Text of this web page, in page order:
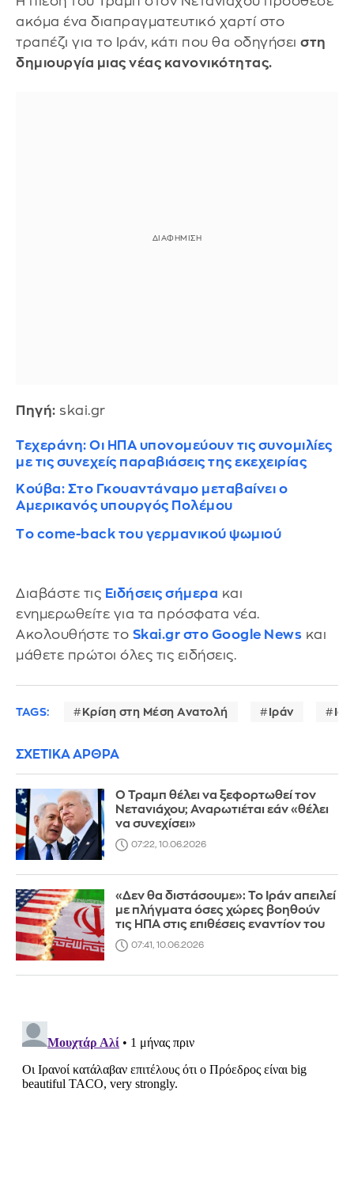
ακόμα ένα διαπραγματευτικό χαρτί στο
τραπέζι για το Ιράν, κάτι που θα οδηγήσει στη
δημιουργία μιας νέας κανονικότητας.
Πηγή: skai.gr
Τεχεράνη: Οι ΗΠΑ υπονομεύουν τις συνομιλίες
με τις συνεχείς παραβιάσεις της εκεχειρίας
Κούβα: Στο Γκουαντάναμο μεταβαίνει ο
Αμερικανός υπουργός Πολέμου
Tο come-back του γερμανικού ψωμιού
Διαβάστε τις Ειδήσεις σήμερα και
ενημερωθείτε για τα πρόσφατα νέα.
Ακολουθήστε το Skai.gr στο Google News και
μάθετε πρώτοι όλες τις ειδήσεις.
TAGS: Κρίση στη Μέση Ανατολή Ιράν
ΣΧΕΤΙΚΑ ΑΡΘΡΑ
Ο Τραμπ θέλει να ξεφορτωθεί τον
Νετανιάχου; Αναρωτιέται εάν «θέλει
να συνεχίσει»
07:22, 10.06.2026
«Δεν θα διστάσουμε»: Το Ιράν απειλεί
με πλήγματα όσες χώρες βοηθούν
τις ΗΠΑ στις επιθέσεις εναντίον του
07:41, 10.06.2026